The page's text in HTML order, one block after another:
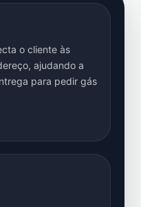
o cliente às
ajudando a
para pedir gás